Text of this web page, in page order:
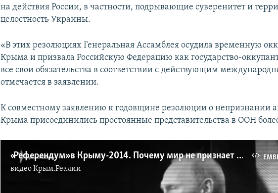
на действия России, в частности, подрывающие суверенитет и
целостность Украины.
«В этих резолюциях Генеральная Ассамблея осудила временную
Крыма и призвала Российскую Федерацию как государство-
все свои обязательства в соответствии с действующим
отмечается в заявлении.
К совместному заявлению к годовщине резолюции о непризнании
Крыма присоединились простоянные представительства в ООН
«Референдум» в Крыму-2014. Почему мир не признает полуостров частью России (видео)
видеоКрым.Реалии